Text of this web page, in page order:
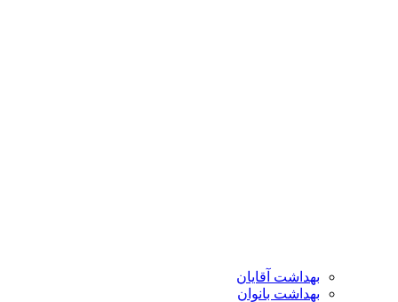
بهداشت آقایان
بهداشت بانوان